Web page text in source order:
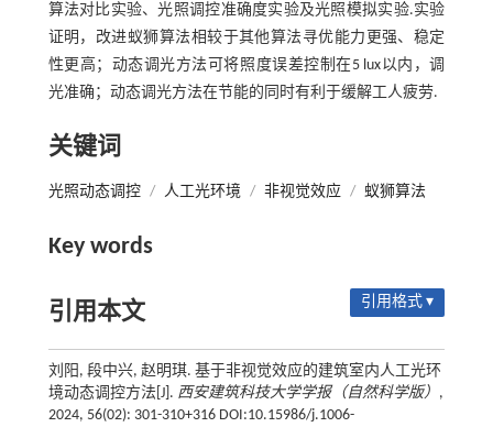
算法对比实验、光照调控准确度实验及光照模拟实验.实验
证明，改进蚁狮算法相较于其他算法寻优能力更强、稳定
性更高；动态调光方法可将照度误差控制在5 lux以内，调
光准确；动态调光方法在节能的同时有利于缓解工人疲劳.
关键词
光照动态调控 / 人工光环境 / 非视觉效应 / 蚁狮算法
Key words
引用本文 引用格式 ▾
刘阳, 段中兴, 赵明琪. 基于非视觉效应的建筑室内人工光环
境动态调控方法[J]. 西安建筑科技大学学报（自然科学版） ,
2024, 56(02): 301-310+316 DOI:10.15986/j.1006-